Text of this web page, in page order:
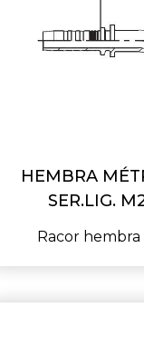
HEMBRA
SER.LIG.
Racor hembra